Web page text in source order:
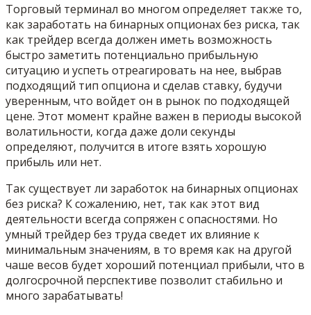
Торговый терминал во многом определяет также то,
как заработать на бинарных опционах без риска, так
как трейдер всегда должен иметь возможность
быстро заметить потенциально прибыльную
ситуацию и успеть отреагировать на нее, выбрав
подходящий тип опциона и сделав ставку, будучи
уверенным, что войдет он в рынок по подходящей
цене. Этот момент крайне важен в периоды высокой
волатильности, когда даже доли секунды
определяют, получится в итоге взять хорошую
прибыль или нет.
Так существует ли заработок на бинарных опционах
без риска? К сожалению, нет, так как этот вид
деятельности всегда сопряжен с опасностями. Но
умный трейдер без труда сведет их влияние к
минимальным значениям, в то время как на другой
чаше весов будет хороший потенциал прибыли, что в
долгосрочной перспективе позволит стабильно и
много зарабатывать!